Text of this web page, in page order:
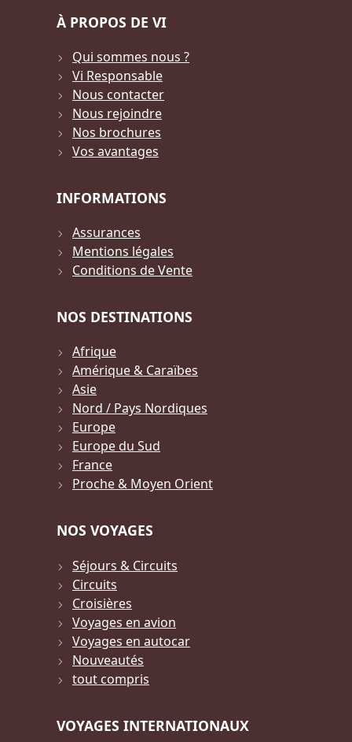
À PROPOS DE VI
Qui sommes nous ?
Vi Responsable
Nous contacter
Nous rejoindre
Nos brochures
Vos avantages
INFORMATIONS
Assurances
Mentions légales
Conditions de Vente
NOS DESTINATIONS
Afrique
Amérique & Caraïbes
Asie
Nord / Pays Nordiques
Europe
Europe du Sud
France
Proche & Moyen Orient
NOS VOYAGES
Séjours & Circuits
Circuits
Croisières
Voyages en avion
Voyages en autocar
Nouveautés
tout compris
VOYAGES INTERNATIONAUX